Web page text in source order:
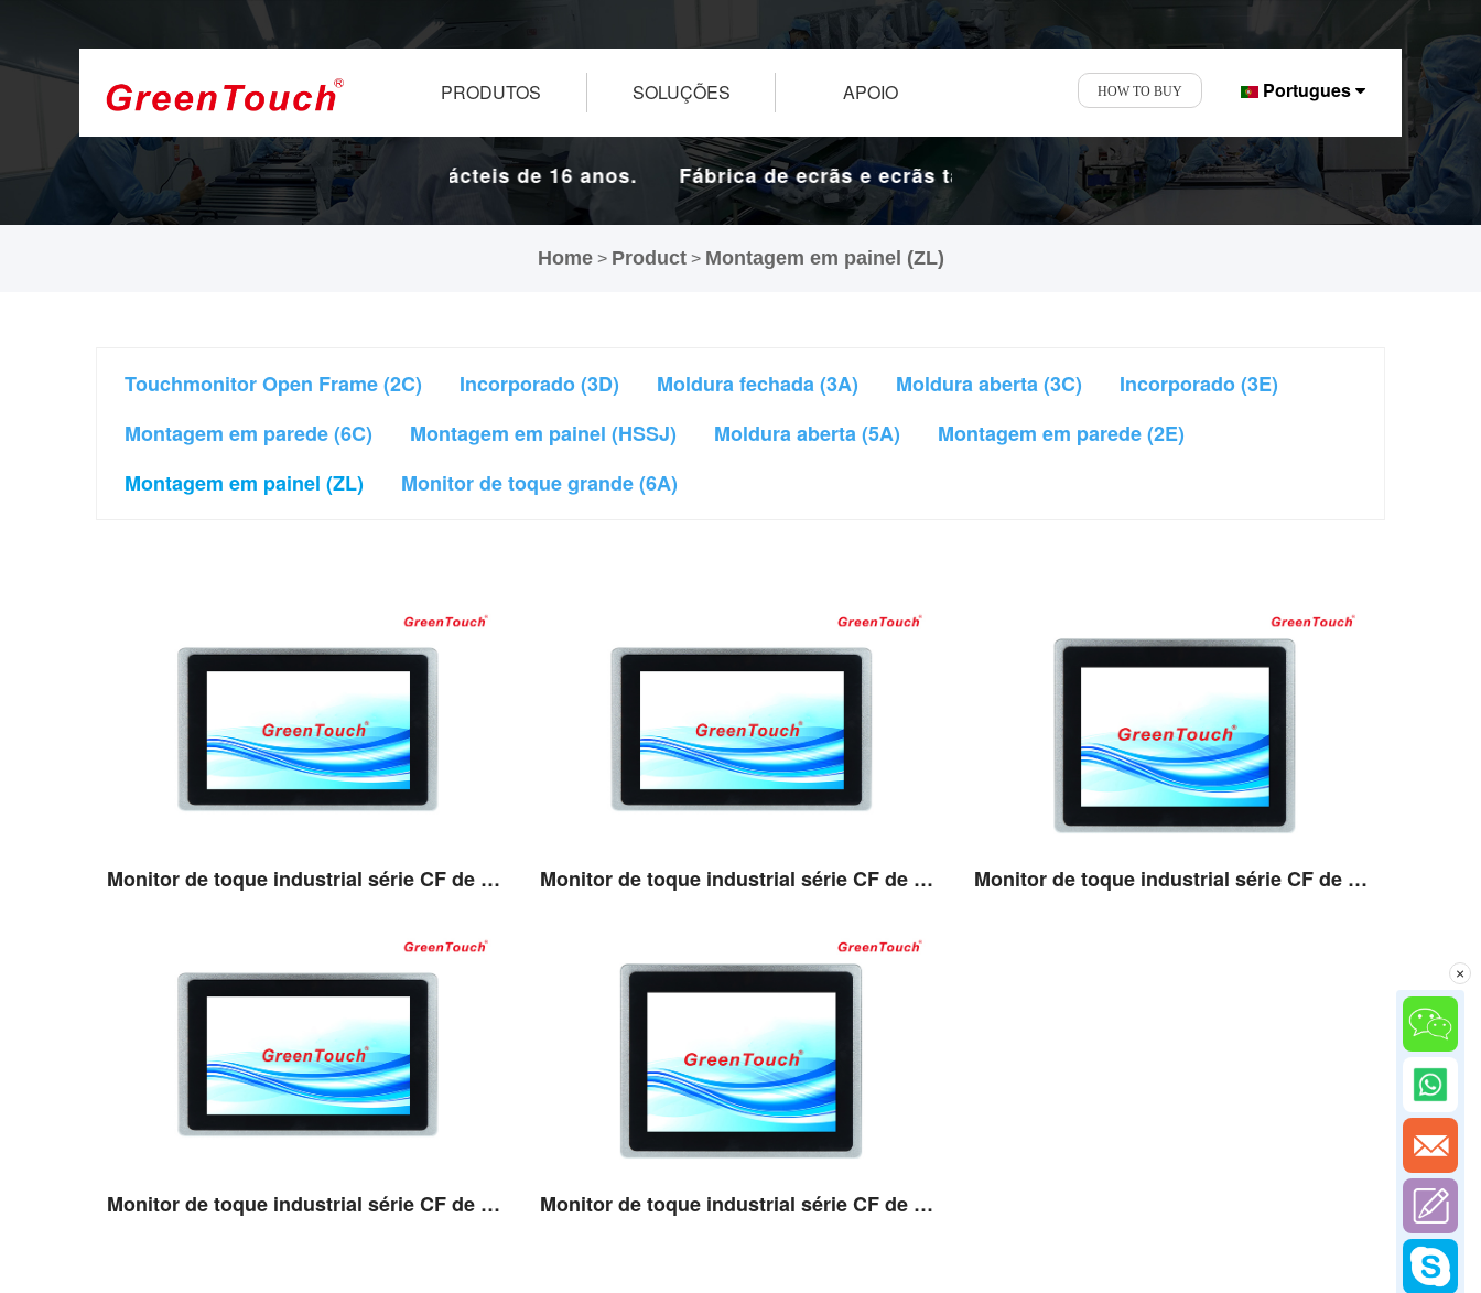
PRODUTOS SOLUÇÕES APOIO Portugues
HOW TO BUY
16 anos. Fábrica de ecrãs e ecrãs tácteis de 16 anos. Fábrica de ecrãs e ecrãs tácteis de 16 anos.
Home> Product> Montagem em painel (ZL)
Touchmonitor Open Frame (2C) Incorporado (3D) Moldura fechada (3A) Moldura aberta (3C)
Incorporado (3E)
Montagem em parede (6C)
Montagem em painel (HSSJ) Moldura aberta (5A)
Montagem em parede (2E)
Montagem em painel (ZL)
Monitor de toque grande (6A)
Ver detalhes
Monitor de toque industrial série CF de 10,1''
Ver detalhes
Monitor de toque industrial série CF de 13,3'' Monitor de toque industrial série CF de 15''
Monitor de toque industrial série CF de 15,6'' Monitor de toque industrial série CF de 17''
×